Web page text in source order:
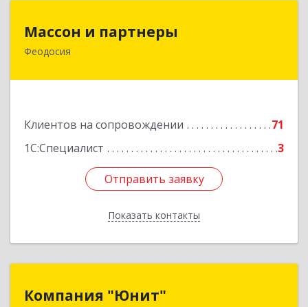
Массон и партнеры
Феодосия
Клиентов на сопровождении
71
1С:Специалист
3
Отправить заявку
Показать контакты
298112, Крым Респ, Феодосия г, Крымская ул,
Отправить заявку
Назад
Компания "Юнит"